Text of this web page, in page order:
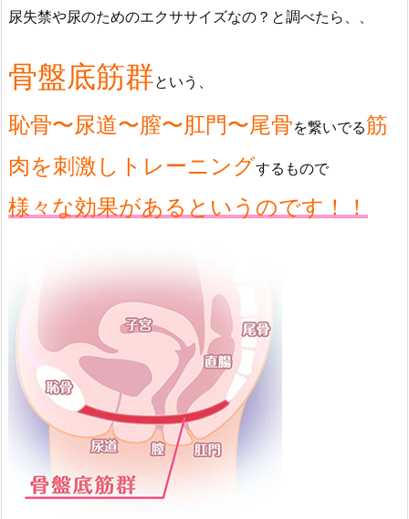
尿失禁や尿のためのエクササイズなの？と調べたら、、
骨盤底筋群という、
恥骨〜尿道〜膣〜肛門〜尾骨を繋いでる筋
肉を刺激しトレーニングするもので
様々な効果があるというのです！！